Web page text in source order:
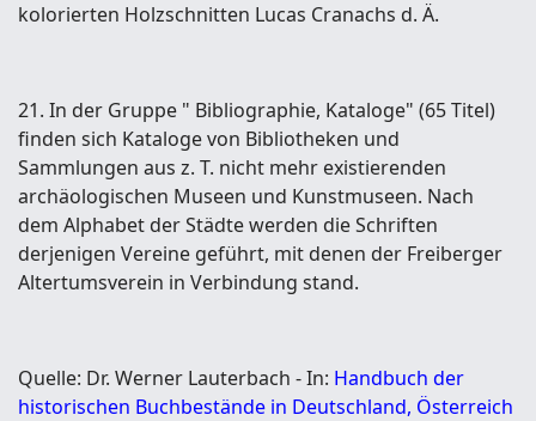
kolorierten Holzschnitten Lucas Cranachs d. Ä.
21. In der Gruppe " Bibliographie, Kataloge" (65 Titel)
finden sich Kataloge von Bibliotheken und
Sammlungen aus z. T. nicht mehr existierenden
archäologischen Museen und Kunstmuseen. Nach
dem Alphabet der Städte werden die Schriften
derjenigen Vereine geführt, mit denen der Freiberger
Altertumsverein in Verbindung stand.
Quelle: Dr. Werner Lauterbach - In: Handbuch der
historischen Buchbestände in Deutschland, Österreich